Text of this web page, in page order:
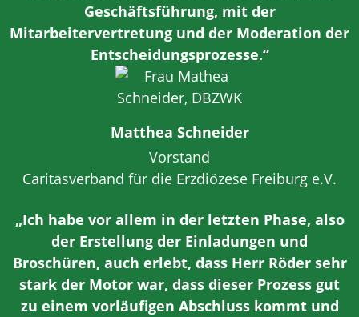
Geschäftsführung, mit der
Mitarbeitervertretung und der Moderation der
Entscheidungsprozesse.“
Matthea Schneider
Vorstand
Caritasverband für die Erzdiözese Freiburg e.V.
„Ich habe vor allem in der letzten Phase, also
der Erstellung der Einladungen und
Broschüren, auch erlebt, dass Herr Röder sehr
stark der Motor war, dass dieser Prozess gut
zu einem vorläufigen Abschluss kommt und